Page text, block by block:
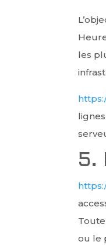
les
5.
ou le